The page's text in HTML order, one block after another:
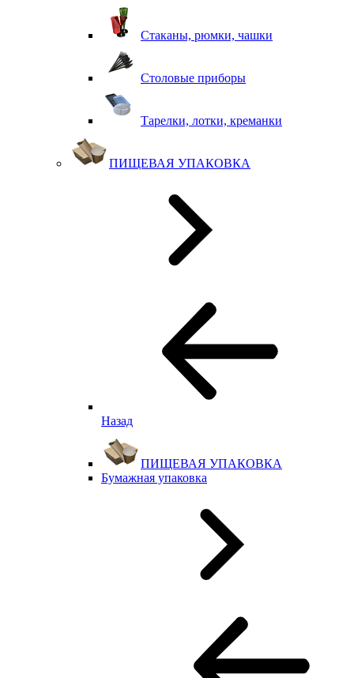
Стаканы, рюмки, чашки
Столовые приборы
Тарелки, лотки, креманки
ПИЩЕВАЯ УПАКОВКА
Назад
ПИЩЕВАЯ УПАКОВКА
Бумажная упаковка